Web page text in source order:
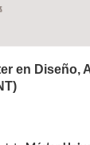
en Diseño,